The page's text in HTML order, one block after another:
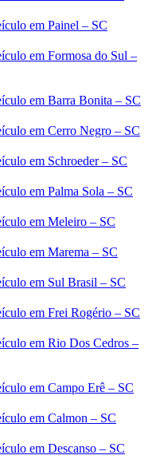
em Painel – SC
em Formosa do Sul –
em Barra Bonita – SC
em Cerro Negro – SC
em Schroeder – SC
em Palma Sola – SC
em Meleiro – SC
em Marema – SC
em Sul Brasil – SC
em Frei Rogério – SC
em Rio Dos Cedros –
em Campo Erê – SC
em Calmon – SC
em Descanso – SC